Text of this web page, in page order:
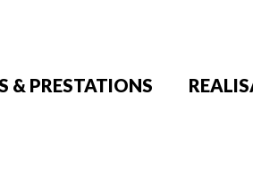
& PRESTATIONS